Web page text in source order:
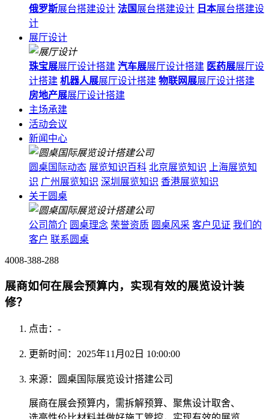
俄罗斯展台搭建设计 法国 展台搭建设计 日本展台搭建设
计
展厅设计
珠宝展展厅设计搭建 汽车展展厅设计搭建 医药展展厅设
计搭建 机器人展展厅设计搭建 物联网展展厅设计搭建
房地产展展厅设计搭建
主场承建
活动会议
新闻中心
圆桌国际动态 展览知识百科 北京展览知识
上海展览知
识 广州展览知识 深圳展览知识 香港展览知识
关于圆桌
公司简介 圆桌理念 荣誉资质 圆桌风采 客户见证 我们的
客户 联系圆桌
4008-388-288
展商如何在展会预算内，实现有效的展览设计装
修？
点击： -
更新时间：2025年11月02日 10:00:00
来源：圆桌国际展览设计搭建公司
展商在展会预算内，需拆解预算、聚焦设计取舍、